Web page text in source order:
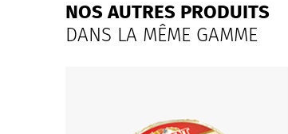
NOS AUTRES PRODUITS
DANS LA MÊME GAMME